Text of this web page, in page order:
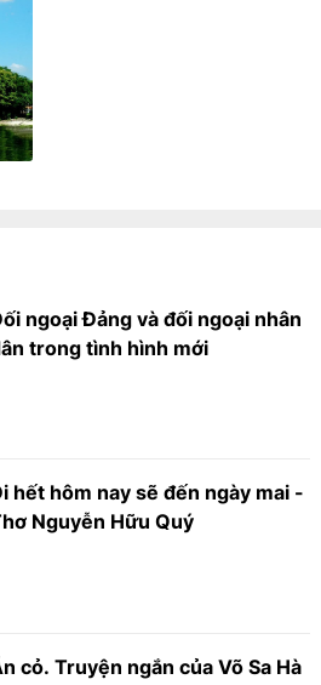
ngoại Đảng và đối ngoại nhân
trong tình hình mới
hết hôm nay sẽ đến ngày mai -
Nguyễn Hữu Quý
cỏ. Truyện ngắn của Võ Sa Hà